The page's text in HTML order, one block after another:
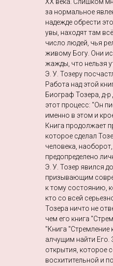
XX века. Слишком
за нормальное
надежде обрести
увы, находят там
число людей, чья
живому Богу. Они
жажды, что нельзя
Э. У. Тозеру
Работа над этой
Биограф Тозера, д-
этот процесс: "Он
именно в этом и
Книга продолжает
которое сделал
человека,
предопределено
Э. У. Тозер явился
призывающим
к тому состоянию,
кто со всей
Тозера ничто не
чем его книга
"Книга
алчущим найти Его.
открытия, которое
восхитительной и